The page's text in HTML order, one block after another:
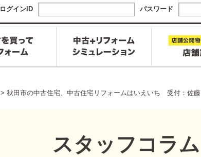
ログインID パスワード
> 秋田市の中古住宅、中古住宅リフォームはいえいち 受付：佐藤
スタッフコラム